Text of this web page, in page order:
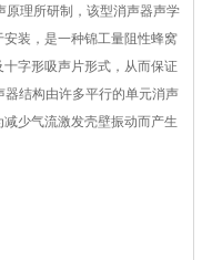
理所研制，该型消声器声学
装，是一种锦工量阻性蜂窝
字形吸声片形式，从而保证
结构由许多平行的单元消声
少气流激发壳壁振动而产生